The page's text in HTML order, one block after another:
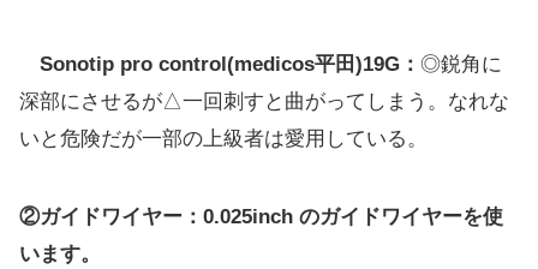
Sonotip pro control(medicos平田)19G： ◎鋭角に
深部にさせるが△一回刺すと曲がってしまう。なれな
いと危険だが一部の上級者は愛用している。
②ガイドワイヤー：0.025inch のガイドワイヤーを使
います。